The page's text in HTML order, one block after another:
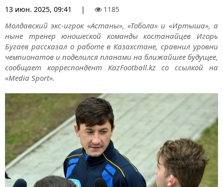
13 июн. 2025, 09:41 | 1185
Молдавский экс-игрок «Астаны», «Тобола» и «Иртыша», а
ныне тренер юношеской команды костанайцев Игорь
Бугаев рассказал о работе в Казахстане, сравнил уровни
чемпионатов и поделился планами на ближайшее будущее,
сообщает корреспондент KazFootball.kz со ссылкой на
«Media Sport».